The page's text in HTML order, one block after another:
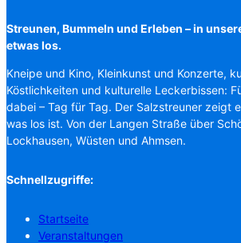
Streunen, Bummeln und Erleben – in
etwas los.
Kneipe und Kino, Kleinkunst und Konzerte,
Köstlichkeiten und kulturelle Leckerbissen:
dabei – Tag für Tag. Der Salzstreuner zeigt
was los ist. Von der Langen Straße über
Lockhausen, Wüsten und Ahmsen.
Schnellzugriffe:
Startseite
Veranstaltungen